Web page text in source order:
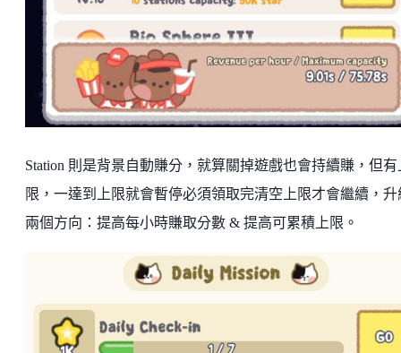
Station 則是背景自動賺分，就算關掉遊戲也會持續賺，但有
限，一達到上限就會暫停必須領取完清空上限才會繼續，升
兩個方向：提高每小時賺取分數 & 提高可累積上限。